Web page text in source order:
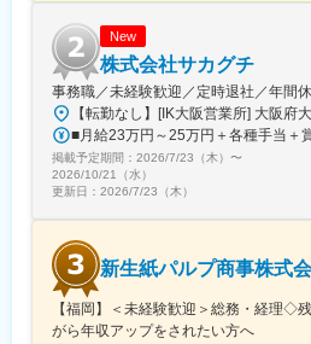
■働き方：
週休2日制、年間休日103日。土曜
残業10時間程度
■企業の特徴/魅力：
100年超の信頼と実績。製材から資
プ対応できる独自の強みを活かし
New
株式会社サカグチ
事務職／未経験歓迎／定時退社／年間
■月給23万円～25万円＋各種手当＋
掲載予定期間： 2026/7/23（木） 〜
2026/10/21（水）
更新日： 2026/7/23（木）
新生紙パルプ商事株式
【福岡】＜未経験歓迎＞総務・経理◇
がら年収アップをされたい方へ